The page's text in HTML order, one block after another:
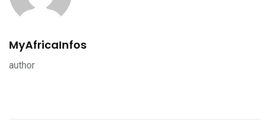
MyAfricaInfos
author